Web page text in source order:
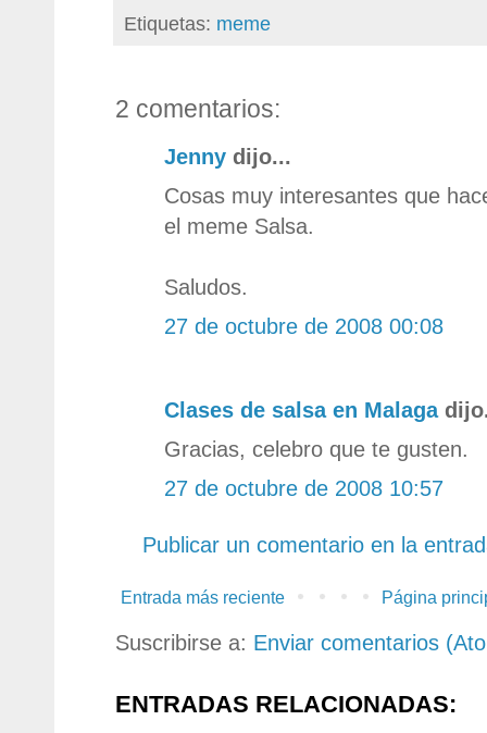
Etiquetas: meme
2 comentarios:
Jenny dijo...
Cosas muy interesantes que
el meme Salsa.
Saludos.
27 de octubre de 2008 00:08
Clases de salsa en Malaga
Gracias, celebro que te gusten.
27 de octubre de 2008 10:57
Publicar un comentario en la
Entrada más reciente Página
Suscribirse a: Enviar comentarios
ENTRADAS RELACIONADAS: